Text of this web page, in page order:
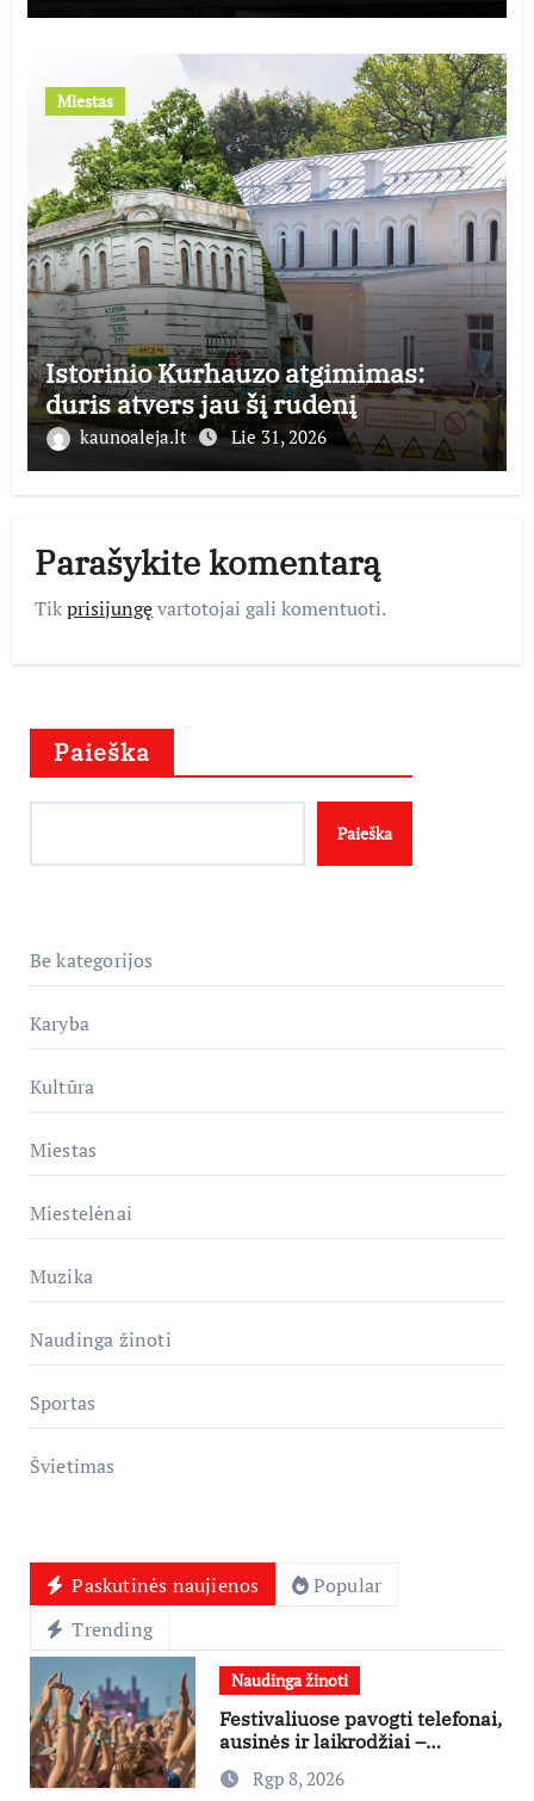
Miestas
Istorinio Kurhauzo atgimimas:
duris atvers jau šį rudenį
kaunoaleja.lt Lie 31, 2026
Parašykite komentarą
Tikprisijungęvartotojai gali komentuoti.
Paieška
Paieška
Be kategorijos
Karyba
Kultūra
Miestas
Miestelėnai
Muzika
Naudinga žinoti
Sportas
Švietimas
Paskutinės naujienos
Popular
Trending
Naudinga žinoti
Festivaliuose pavogti telefonai,
ausinės ir laikrodžiai –
ekspertai primena apie
didžiausias finansines rizikas
Rgp 8, 2026